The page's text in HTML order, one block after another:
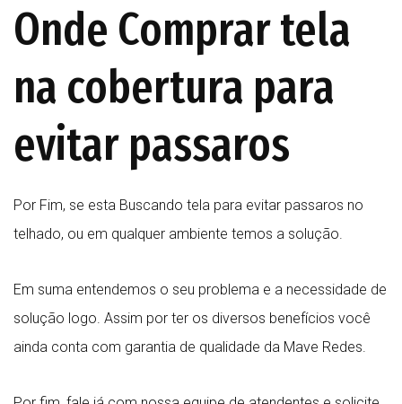
Onde Comprar tela
na cobertura para
evitar passaros
Por Fim, se esta Buscando tela para evitar passaros no
telhado, ou em qualquer ambiente temos a solução.
Em suma entendemos o seu problema e a necessidade de
solução logo. Assim por ter os diversos benefícios você
ainda conta com garantia de qualidade da Mave Redes.